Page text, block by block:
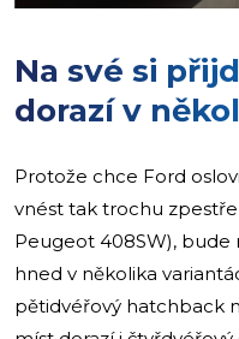
Na své si
dorazí v
Protože chce Ford
vnést tak trochu
Peugeot 408SW), bude
hned v několika
pětidvéřový hatchback